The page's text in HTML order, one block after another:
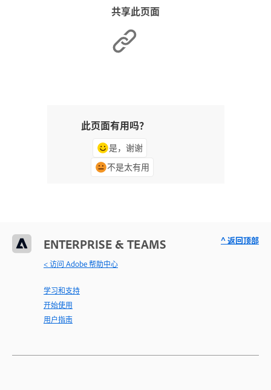
共享此页面
此页面有用吗？
是，谢谢
不是太有用
ENTERPRISE & TEAMS
< 访问 Adobe 帮助中心
学习和支持
开始使用
用户指南
^ 返回顶部